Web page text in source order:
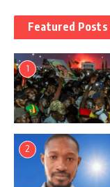
Featured Posts
1
2